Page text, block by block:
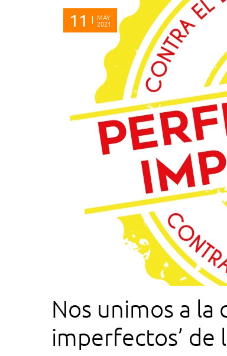
11 MAY
2021
Nos unimos a la
imperfectos’ de